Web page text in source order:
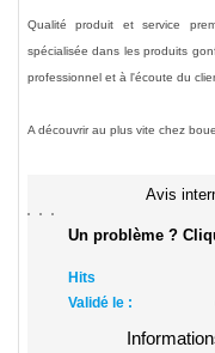
Qualité produit et service
spécialisée dans lesproduits
professionnel et à l'écoute du
A découvrir au plus vite chez
Avis
Un problème ?
Hits
Validé le :